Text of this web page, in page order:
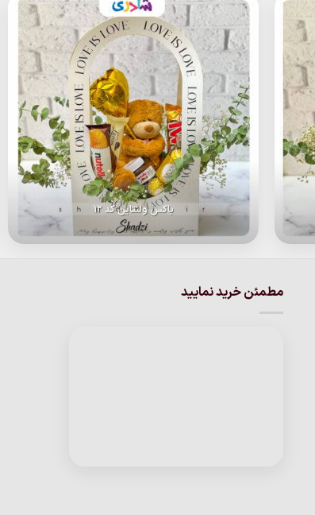
باکس ولنتاین کد 12
مطمئن خرید نمایید